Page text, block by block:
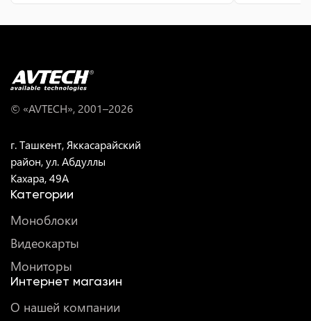
© «AVTECH», 2001–2026
г. Ташкент, Яккасарайский
район, ул. Абдуллы
Кахара, 49A
Категории
Моноблоки
Видеокарты
Мониторы
Интернет магазин
О нашей компании